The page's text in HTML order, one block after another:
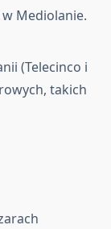
Mediolanie.
(Telecinco i
takich